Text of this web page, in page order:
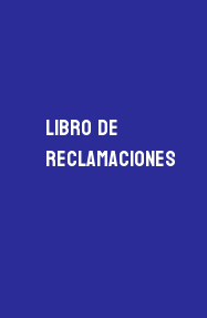
LIBRO DE
RECLAMACIONES